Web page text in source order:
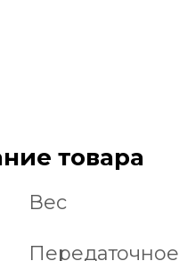
товара
Вес
Передаточное